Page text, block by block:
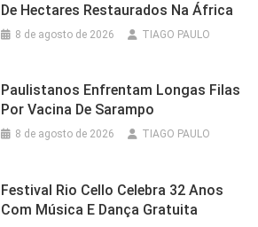
De Hectares Restaurados Na África
8 de agosto de 2026 TIAGO PAULO
Paulistanos Enfrentam Longas Filas
Por Vacina De Sarampo
8 de agosto de 2026 TIAGO PAULO
Festival Rio Cello Celebra 32 Anos
Com Música E Dança Gratuita